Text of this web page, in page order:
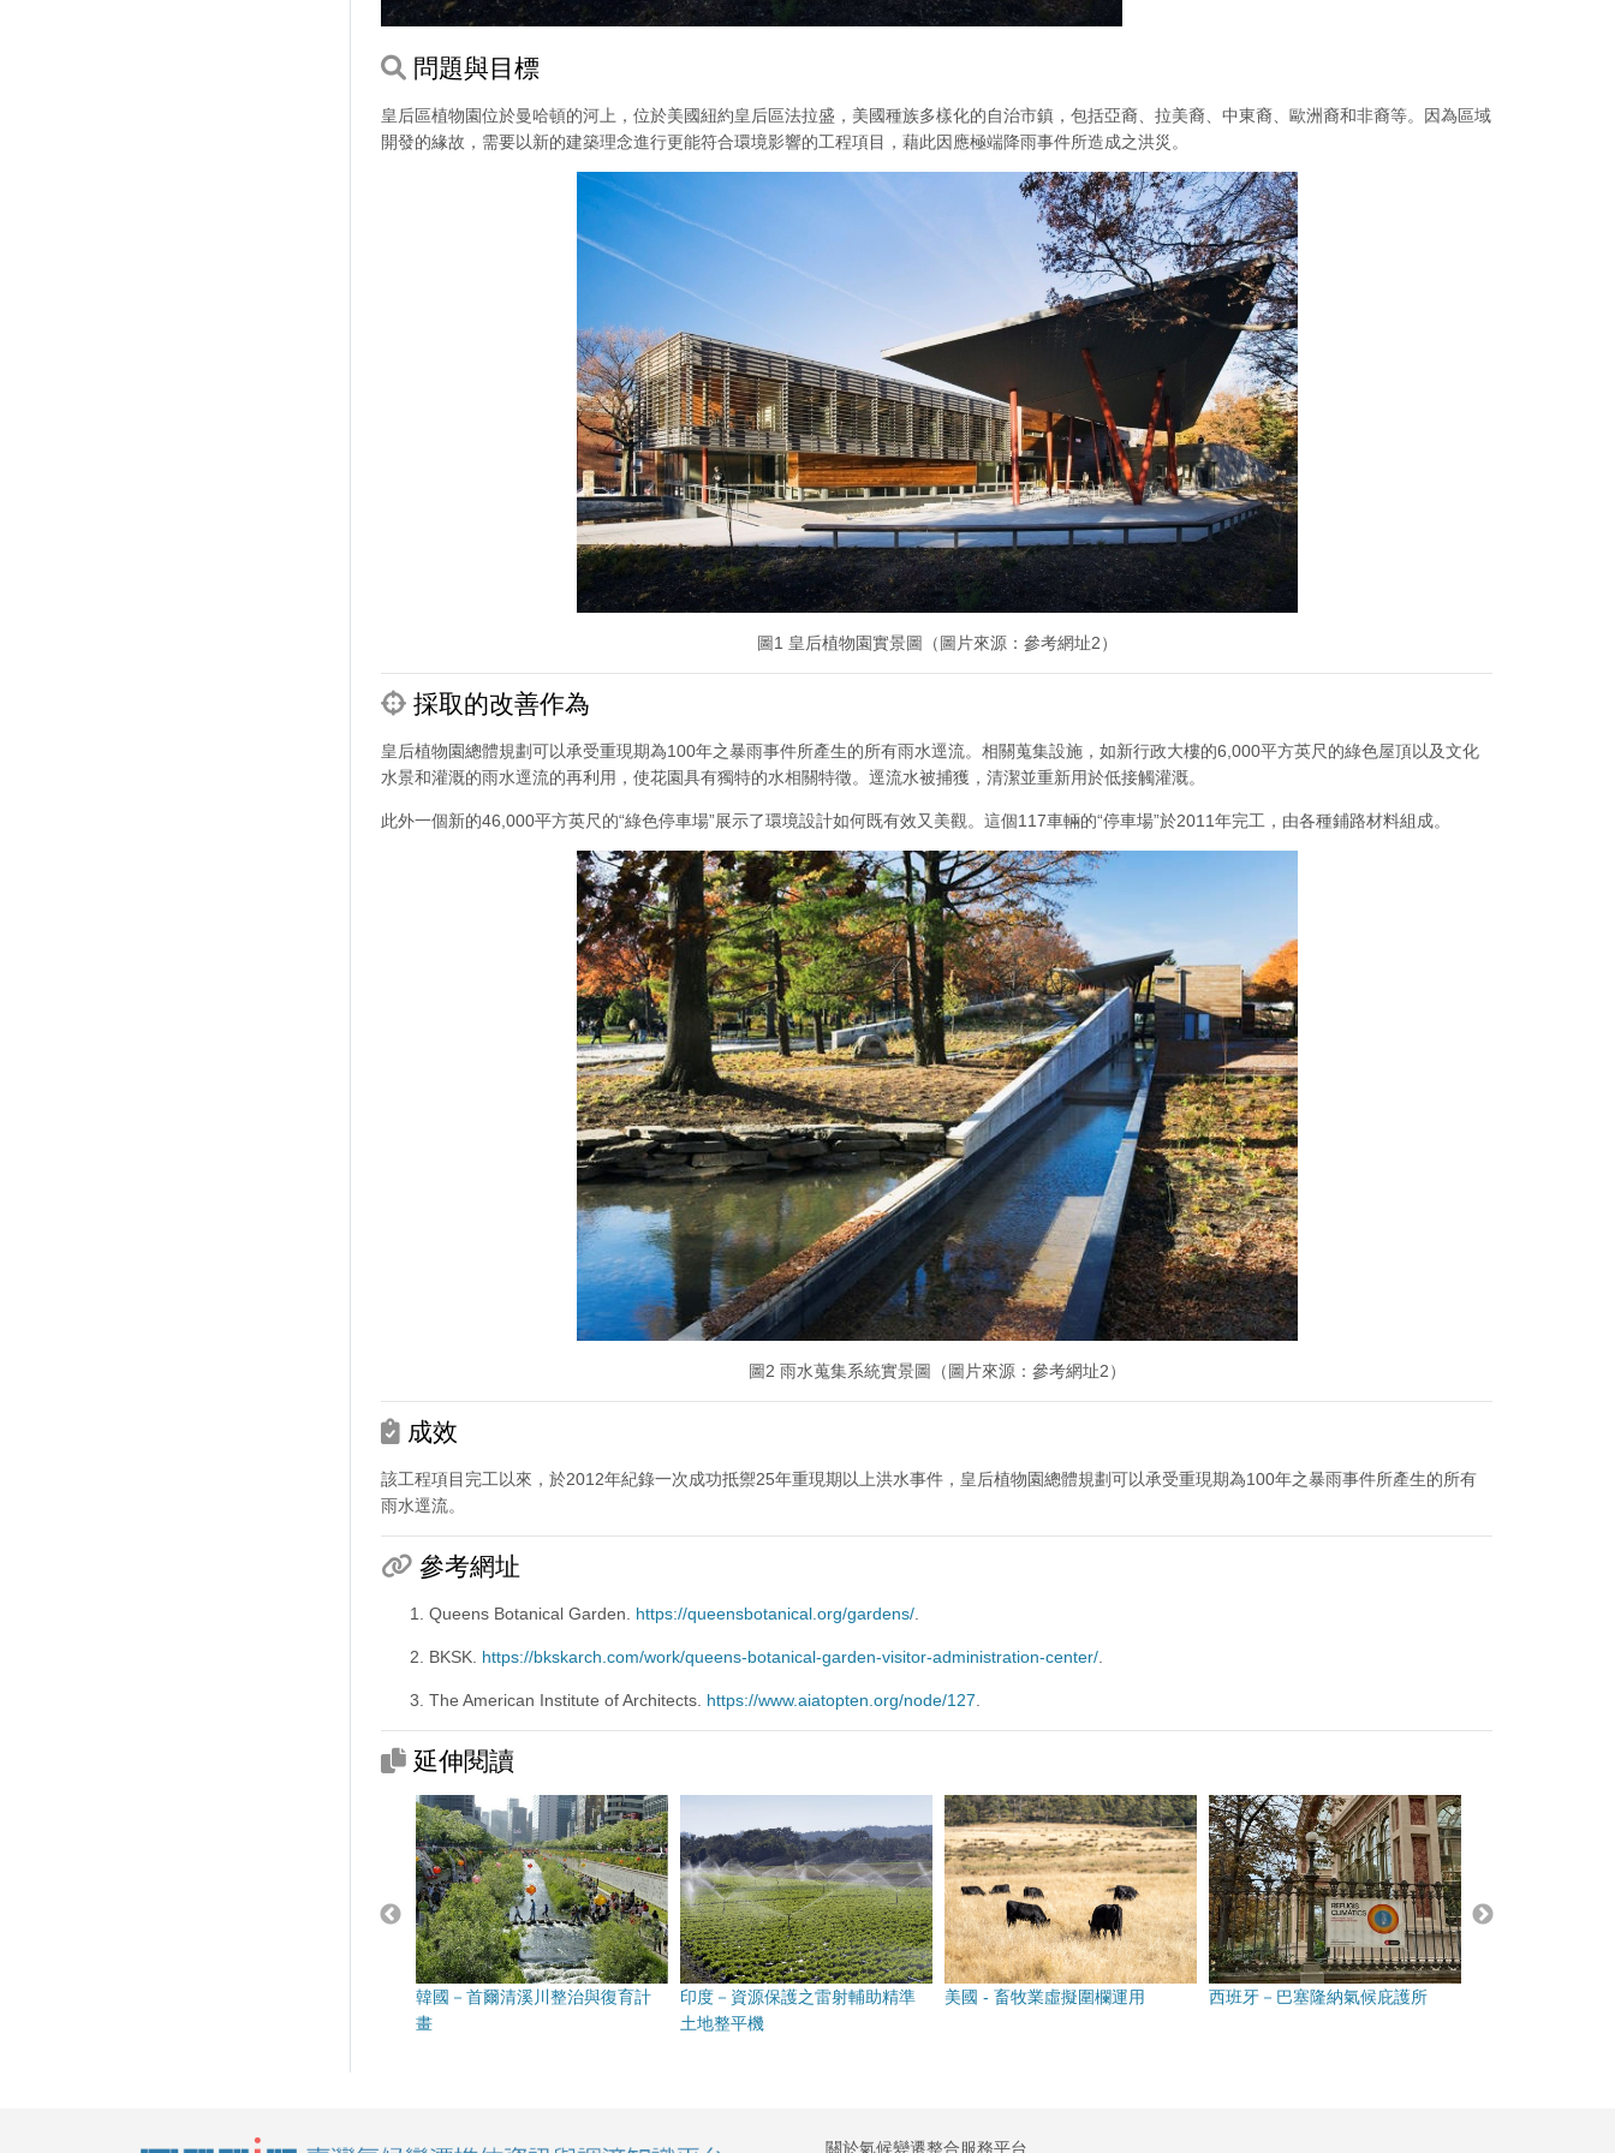
問題與目標
皇后區植物園位於曼哈頓的河上，位於美國紐約皇后區法拉盛，美國種族多樣化的自治市鎮，包括亞裔、拉美裔、中東裔、歐洲裔和非裔等。因為區域
開發的緣故，需要以新的建築理念進行更能符合環境影響的工程項目，藉此因應極端降雨事件所造成之洪災。
圖1 皇后植物園實景圖（圖片來源：參考網址2）
採取的改善作為
皇后植物園總體規劃可以承受重現期為100年之暴雨事件所產生的所有雨水逕流。相關蒐集設施，如新行政大樓的6,000平方英尺的綠色屋頂以及文化
水景和灌溉的雨水逕流的再利用，使花園具有獨特的水相關特徵。逕流水被捕獲，清潔並重新用於低接觸灌溉。
此外一個新的46,000平方英尺的“綠色停車場”展示了環境設計如何既有效又美觀。這個117車輛的“停車場”於2011年完工，由各種鋪路材料組成。
圖2 雨水蒐集系統實景圖（圖片來源：參考網址2）
成效
該工程項目完工以來，於2012年紀錄一次成功抵禦25年重現期以上洪水事件，皇后植物園總體規劃可以承受重現期為100年之暴雨事件所產生的所有
雨水逕流。
參考網址
Queens Botanical Garden. https://queensbotanical.org/gardens/
BKSK. https://bkskarch.com/work/queens-botanical-garden-visitor-administration-center/
The American Institute of Architects. https://www.aiatopten.org/node/127
延伸閱讀
韓國－首爾清溪川整治與復育計
畫
印度－資源保護之雷射輔助精準
土地整平機
美國 - 畜牧業虛擬圍欄運用 西班牙－巴塞隆納氣候庇護所
關於氣候變遷整合服務平台